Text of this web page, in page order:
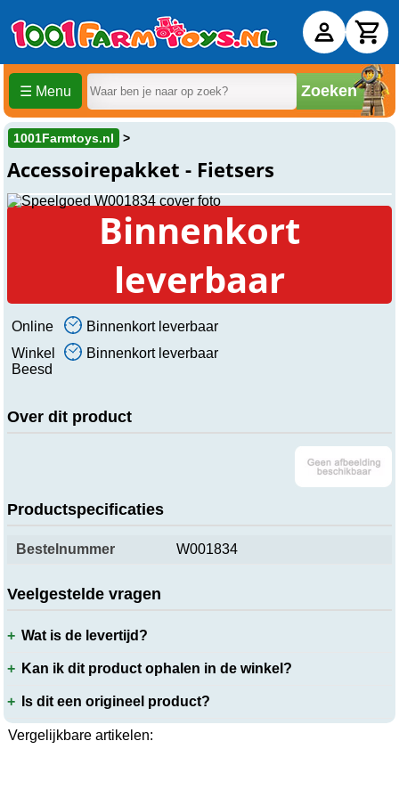
☰ Menu Zoeken
1001Farmtoys.nl
Accessoirepakket - Fietsers
Binnenkort
leverbaar
Online
Binnenkort leverbaar
Winkel
Beesd
Binnenkort leverbaar
Over dit product
Productspecificaties
Bestelnummer W001834
Veelgestelde vragen
Wat is de levertijd?
Kan ik dit product ophalen in de winkel?
Is dit een origineel product?
Vergelijkbare artikelen: